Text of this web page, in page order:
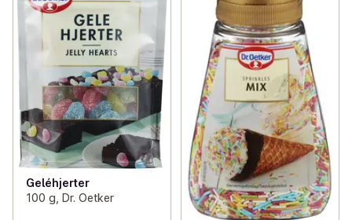
Geléhjerter
100 g, Dr. Oetker